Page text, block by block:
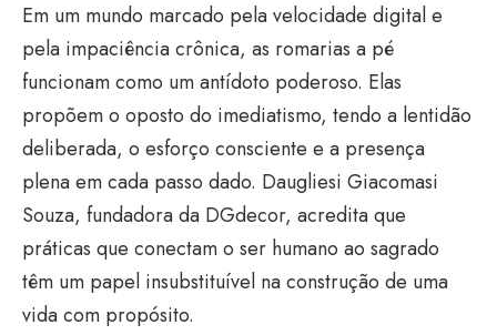
Em um mundo marcado pela velocidade digital e
pela impaciência crônica, as romarias a pé
funcionam como um antídoto poderoso. Elas
propõem o oposto do imediatismo, tendo a lentidão
deliberada, o esforço consciente e a presença
plena em cada passo dado. Daugliesi Giacomasi
Souza, fundadora da DGdecor, acredita que
práticas que conectam o ser humano ao sagrado
têm um papel insubstituível na construção de uma
vida com propósito.